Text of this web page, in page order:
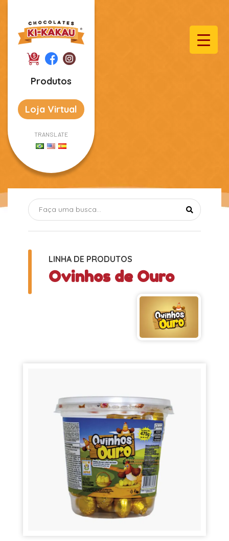
Produtos
Loja Virtual
TRANSLATE
LINHA DE PRODUTOS
Ovinhos de Ouro